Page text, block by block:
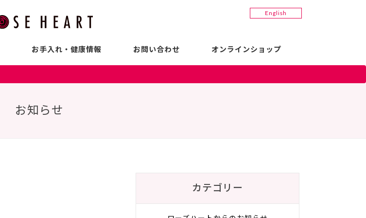
お手入れ・健康情報 お問い合わせ オンラインショップ
English
お知らせ
カテゴリー